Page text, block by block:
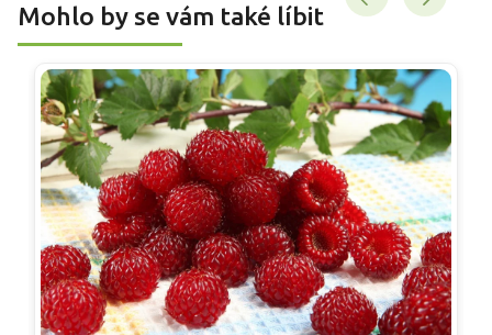
Mohlo by se vám také líbit